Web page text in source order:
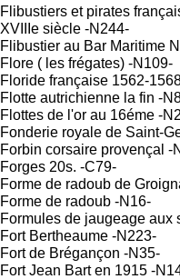
Flibustiers et pirates
XVIIIe siècle -N244-
Flibustier au Bar Maritime
Flore ( les frégates) -N109-
Floride française 1562-
Flotte autrichienne la fin -
Flottes de l'or au 16éme -
Fonderie royale de Saint-
Forbin corsaire provençal -
Forges 20s. -C79-
Forme de radoub de
Forme de radoub -N16-
Formules de jaugeage aux
Fort Bertheaume -N223-
Fort de Brégançon -N35-
Fort Jean Bart en 1915 -